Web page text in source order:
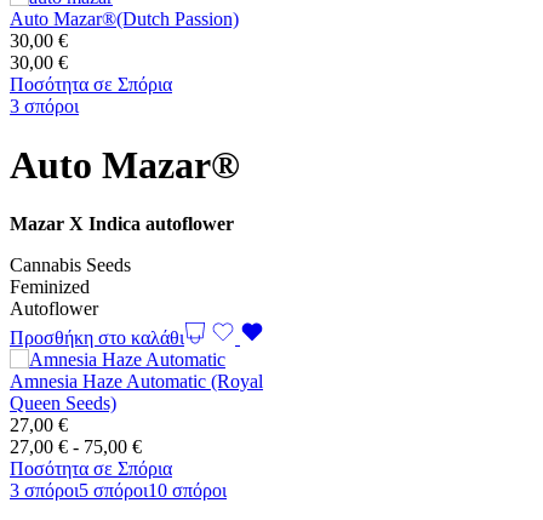
Auto Mazar®(Dutch Passion)
30,00 €
30,00 €
Ποσότητα σε Σπόρια
3 σπόροι
Auto Mazar®
Mazar X Indica autoflower
Cannabis Seeds
Feminized
Autoflower
Προσθήκη στο καλάθι
Amnesia Haze Automatic (Royal
Queen Seeds)
27,00 €
27,00 € - 75,00 €Εύρος
τιμών:
27,00 €
Ποσότητα σε Σπόρια
3 σπόροι5 σπόροι10 σπόροι